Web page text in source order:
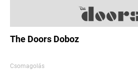
The Doors Doboz
Csomagolás